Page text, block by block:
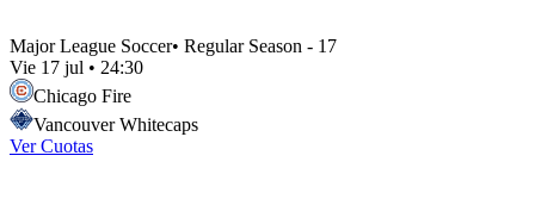
Major League Soccer• Regular Season - 17
Vie 17 jul • 24:30
Chicago Fire
Vancouver Whitecaps
Ver Cuotas